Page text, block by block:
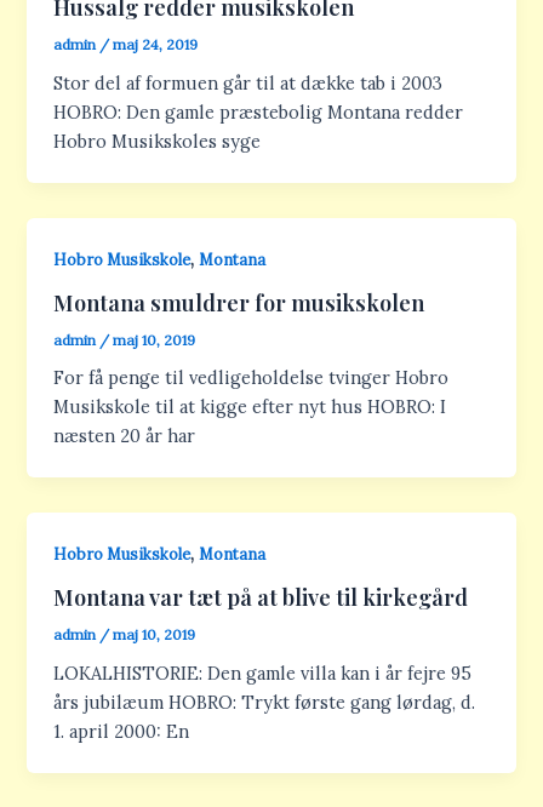
Hussalg redder musikskolen
admin /maj 24, 2019
Stor del af formuen går til at dække tab i 2003
HOBRO: Den gamle præstebolig Montana redder
Hobro Musikskoles syge
Hobro Musikskole,Montana
Montana smuldrer for musikskolen
admin /maj 10, 2019
For få penge til vedligeholdelse tvinger Hobro
Musikskole til at kigge efter nyt hus HOBRO: I
næsten 20 år har
Hobro Musikskole,Montana
Montana var tæt på at blive til kirkegård
admin /maj 10, 2019
LOKALHISTORIE: Den gamle villa kan i år fejre 95
års jubilæum HOBRO: Trykt første gang lørdag, d.
1. april 2000: En